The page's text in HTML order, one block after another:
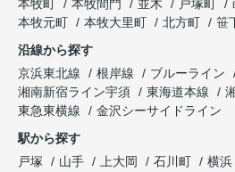
本牧町
本牧間門 並木 戸塚町
本牧元町
本牧大里町 北方町
笹
沿線から探す
京浜東北線
根岸線 ブルーライン
湘南新宿ライン宇須
東海道本線
東急東横線
金沢シーサイドライン
駅から探す
戸塚
山手 上大岡 石川町 横浜